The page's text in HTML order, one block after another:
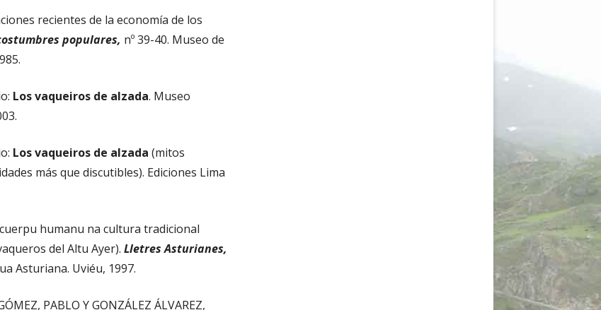
recientes de la economía de los
populares, nº 39-40. Museo de
Los vaqueiros de alzada. Museo
Los vaqueiros de alzada (mitos
más que discutibles). Ediciones Lima
cuerpu humanu na cultura tradicional
del Altu Ayer). Lletres Asturianes,
Asturiana. Uviéu, 1997.
PABLO Y GONZÁLEZ ÁLVAREZ,